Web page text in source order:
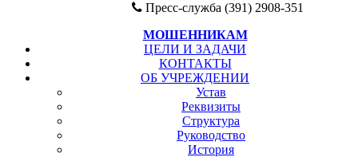
Пресс-служба (391) 2908-351
МОШЕННИКАМ
ЦЕЛИ И ЗАДАЧИ
КОНТАКТЫ
ОБ УЧРЕЖДЕНИИ
Устав
Реквизиты
Структура
Руководство
История